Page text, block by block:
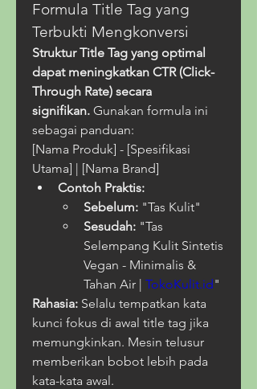
Formula Title Tag yang
Terbukti Mengkonversi
Struktur Title Tag yang optimal
dapat meningkatkan CTR (Click-
Through Rate) secara
signifikan. Gunakan formula ini
sebagai panduan:
[Nama Produk] - [Spesifikasi
Utama] | [Nama Brand]
Contoh Praktis:
Sebelum: "Tas Kulit"
Sesudah: "Tas
Selempang Kulit Sintetis
Vegan - Minimalis &
Tahan Air | TokoKulit.id"
Rahasia: Selalu tempatkan kata
kunci fokus di awal title tag jika
memungkinkan. Mesin telusur
memberikan bobot lebih pada
kata-kata awal.